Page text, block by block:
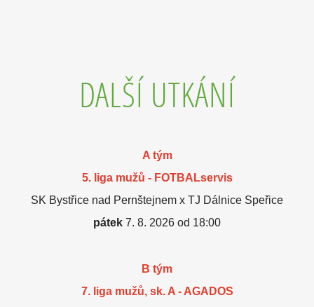
DALŠÍ UTKÁNÍ
A tým
5. liga mužů - FOTBALservis
SK Bystřice nad Pernštejnem x TJ Dálnice Speřice
pátek 7. 8. 2026 od 18:00
B tým
7. liga mužů, sk. A - AGADOS